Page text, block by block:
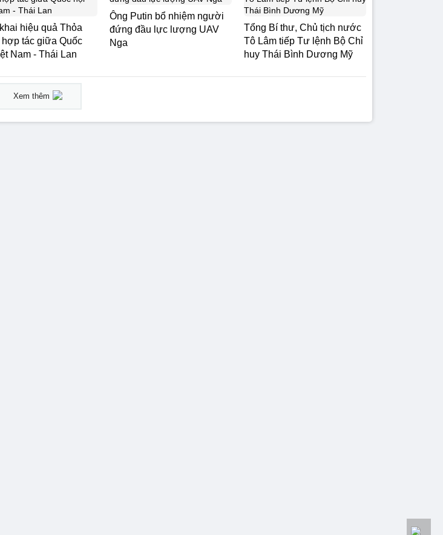
hiệu quả Thỏa
hợp tác giữa Quốc
Nam - Thái Lan
Ông Putin bổ nhiệm người
đứng đầu lực lượng UAV
Nga
Tổng Bí thư, Chủ tịch nước
Tô Lâm tiếp Tư lệnh Bộ Chỉ
huy Thái Bình Dương Mỹ
Xem thêm